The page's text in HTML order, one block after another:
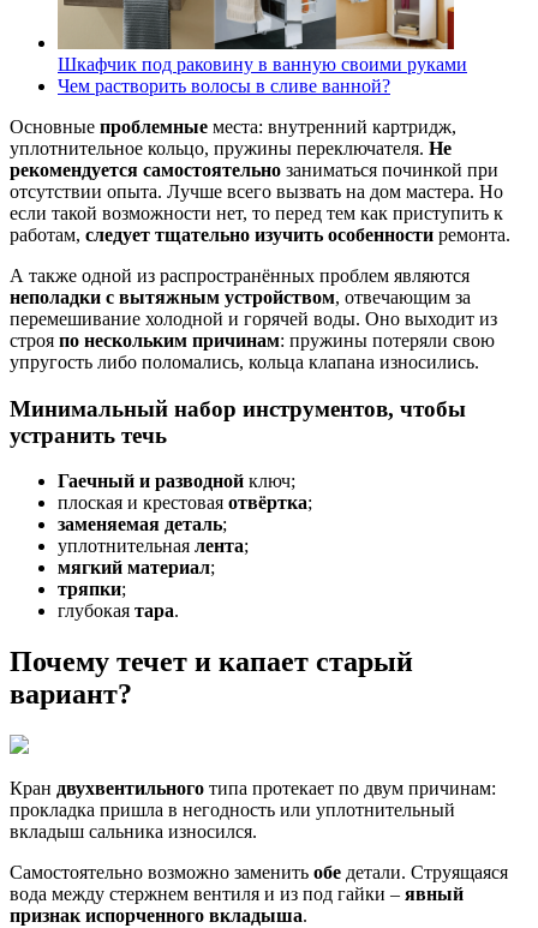
Шкафчик под раковину в ванную своими руками
Чем растворить волосы в сливе ванной?
Основные проблемные места: внутренний картридж,
уплотнительное кольцо, пружины переключателя. Не
рекомендуется самостоятельно заниматься починкой при
отсутствии опыта. Лучше всего вызвать на дом мастера. Но
если такой возможности нет, то перед тем как приступить к
работам, следует тщательно изучить особенности ремонта.
А также одной из распространённых проблем являются
неполадки с вытяжным устройством, отвечающим за
перемешивание холодной и горячей воды. Оно выходит из
строя по нескольким причинам: пружины потеряли свою
упругость либо поломались, кольца клапана износились.
Минимальный набор инструментов, чтобы
устранить течь
Гаечный и разводной ключ;
плоская и крестовая отвёртка;
заменяемая деталь;
уплотнительная лента;
мягкий материал;
тряпки;
глубокая тара.
Почему течет и капает старый
вариант?
Кран двухвентильного типа протекает по двум причинам:
прокладка пришла в негодность или уплотнительный
вкладыш сальника износился.
Самостоятельно возможно заменить обе детали. Струящаяся
вода между стержнем вентиля и из под гайки – явный
признак испорченного вкладыша.